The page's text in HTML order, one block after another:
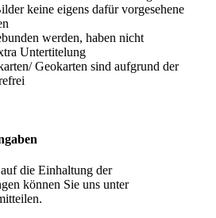
keine eigens dafür vorgesehene
werden, haben nicht
Untertitelung
Geokarten sind aufgrund der
die Einhaltung der
können Sie uns unter